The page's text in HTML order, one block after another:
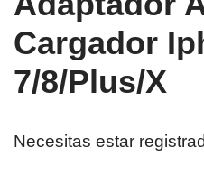
Cargador
7/8/Plus/X
Necesitas estar